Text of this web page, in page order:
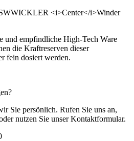
und empfindliche High-Tech Ware
die Kraftreserven dieser
fein dosiert werden.
Sie persönlich. Rufen Sie uns an,
nutzen Sie unser Kontaktformular.